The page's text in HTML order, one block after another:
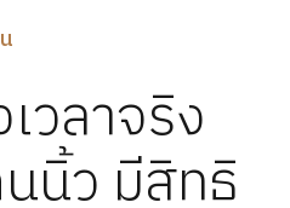
วลาจริง
นิ้ว มีสิทธิ